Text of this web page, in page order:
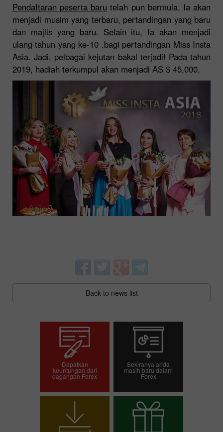
Pendaftaran peserta baru telah pun bermula. Ia akan
menjadi musim yang terbaru, pertandingan yang baru
dan majlis yang baru. Selain itu, Ia akan menjadi
ulang tahun yang ke-10 .bagi pertandingan Miss Insta
Asia. Jadi, pelbagai kejutan bakal terjadi! Pada tahun
2019, hadiah terkumpul akan menjadi AS $ 45,000.
Back to news list
Dapatkan
keuntungan dari
dagangan Forex
dagangan
Sekiranya anda
masih baru dalam
Forex
Pembukaan akaun
demo